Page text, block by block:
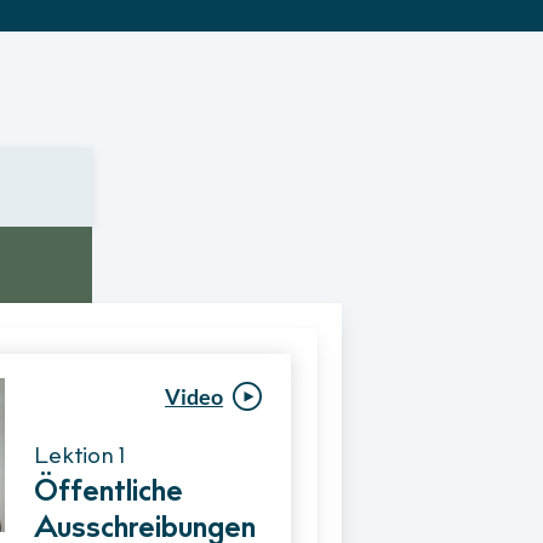
Video
Lektion 1
Öffentliche
AusschreibungenVergabeverfahre